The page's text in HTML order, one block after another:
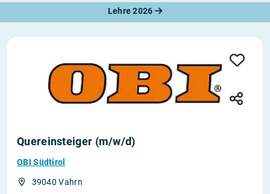
Lehre 2026
Quereinsteiger (m/w/d)
OBI Südtirol
39040 Vahrn